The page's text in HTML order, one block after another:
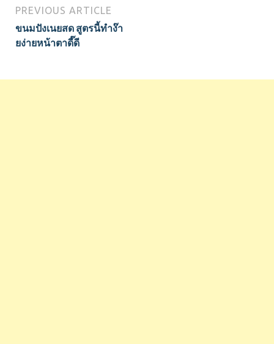
PREVIOUS ARTICLE
ขนมปังเนยสด สูตรนี้ทำง๊า
ยง่ายหน้าตาดี๊ดี